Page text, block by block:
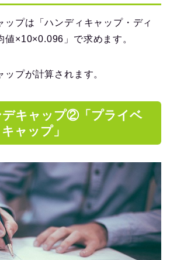
ップは「ハンディキャップ・ディ
値×10×0.096」で求めます。
ップが計算されます。
デキャップ②「プライベ
ャップ」